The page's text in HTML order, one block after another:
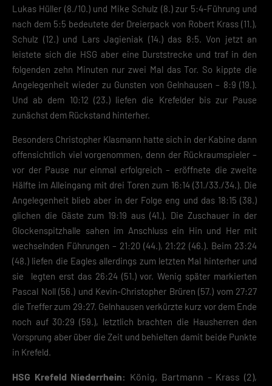
Lukas Hüller (8./10.) und Mike Schulz (8.) zur 5:4-Führung und
nach dem 5:5 bedeutete der Dreierpack von Robert Krass (11.),
Schulz (12.) und Lars Jagieniak (14.) das 8:5. Von jetzt an
leistete sich die HSG aber eine Durststrecke und traf in den
folgenden zehn Minuten nur zwei Mal das Tor. So kippte die
Angelegenheit wieder zu Gunsten von Gelnhausen – 8:9 (19.).
Und ab dem 10:12 (23.) liefen die Krefelder bis zur Pause
zunächst dem Rückstand hinterher.
Besonders Christopher Klasmann hatte sich in der Kabine dann
offensichtlich viel vorgenommen, denn der Rückraumspieler –
vor der Pause nur einmal erfolgreich – eröffnete die zweite
Hälfte im Alleingang mit drei Toren zum 16:14 (31./33./34.). Die
Angelegenheit blieb aber in der Folge eng und das 18:15 (38.)
glichen die Gäste zum 19:19 aus (41.). Die Zuschauer in der
Glockenspitzhalle sahen im Anschluss ein Hin und Her mit
wechselnden Führungen – 21:20 (44.), 21:22 (46.). Beim 23:24
(48.) liefen die Eagles allerdings zum letzten Mal hinterher und
sie legten erst das 26:24 (51.) vor. Wenig später markierten
Pascal Noll (56.) und Kevin-Christopher Brüren (57.) vom 27:27
die Treffer zum 29:27. Gelnhausen verkürzte kurz vor dem Ende
noch auf 30:29 (59.), letztlich brachten die Hausherren den
Vorsprung aber über die Zeit und behielten damit beide Punkte
in Krefeld.
HSG Krefeld Niederrhein: König, Bartmann – Krass (2),